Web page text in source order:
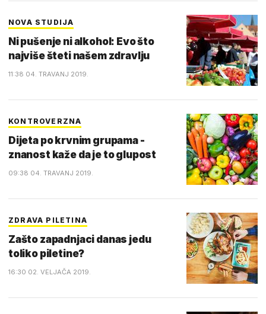
NOVA STUDIJA
Ni pušenje ni alkohol: Evo što
najviše šteti našem zdravlju
11:38 04. TRAVANJ 2019.
KONTROVERZNA
Dijeta po krvnim grupama -
znanost kaže da je to glupost
09:38 04. TRAVANJ 2019.
ZDRAVA PILETINA
Zašto zapadnjaci danas jedu
toliko piletine?
16:30 02. VELJAČA 2019.